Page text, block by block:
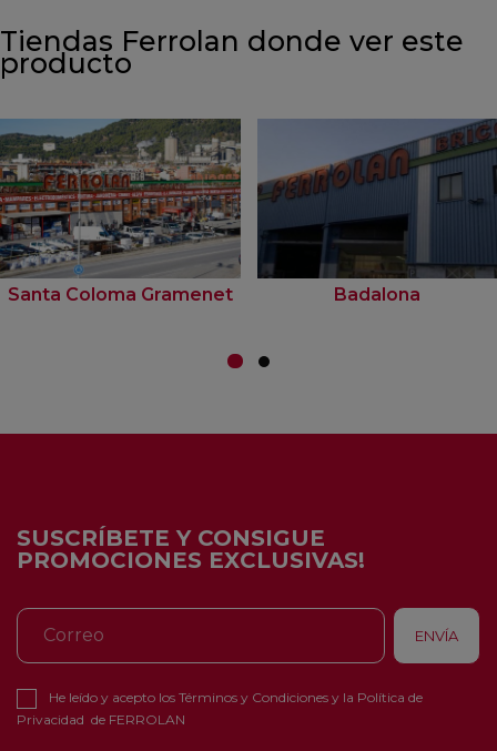
Tiendas Ferrolan donde ver este
producto
Santa Coloma Gramenet Badalona
SUSCRÍBETE Y CONSIGUE
PROMOCIONES EXCLUSIVAS!
He leído y acepto los Términos y Condiciones y la Política de
Privacidad de FERROLAN